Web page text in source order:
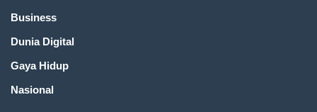
Business
Dunia Digital
Gaya Hidup
Nasional